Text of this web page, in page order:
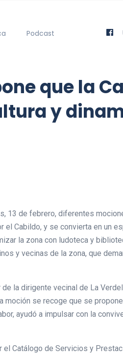
Podcast
que la
y
13 de febrero, diferentes
Cabildo, y se convierta en un
la zona con ludoteca y
y vecinas de la zona, que
la dirigente vecinal de La
moción se recoge que se
ayudó a impulsar con la
el Catálogo de Servicios y